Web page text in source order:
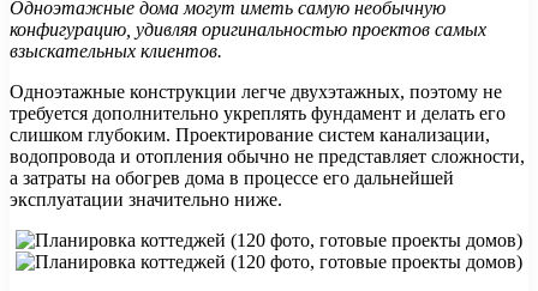
Одноэтажные дома могут иметь самую необычную
конфигурацию, удивляя оригинальностью проектов самых
взыскательных клиентов.
Одноэтажные конструкции легче двухэтажных, поэтому не
требуется дополнительно укреплять фундамент и делать его
слишком глубоким. Проектирование систем канализации,
водопровода и отопления обычно не представляет сложности,
а затраты на обогрев дома в процессе его дальнейшей
эксплуатации значительно ниже.